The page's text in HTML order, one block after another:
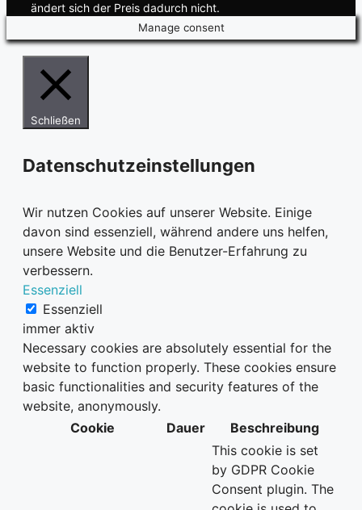
ändert sich der Preis dadurch nicht.
Manage consent
Schließen
Datenschutzeinstellungen
Wir nutzen Cookies auf unserer Website. Einige
davon sind essenziell, während andere uns helfen,
unsere Website und die Benutzer-Erfahrung zu
verbessern.
Essenziell
Essenziell
immer aktiv
Necessary cookies are absolutely essential for the
website to function properly. These cookies ensure
basic functionalities and security features of the
website, anonymously.
Cookie
Dauer Beschreibung
This cookie is set
by GDPR Cookie
Consent plugin. The